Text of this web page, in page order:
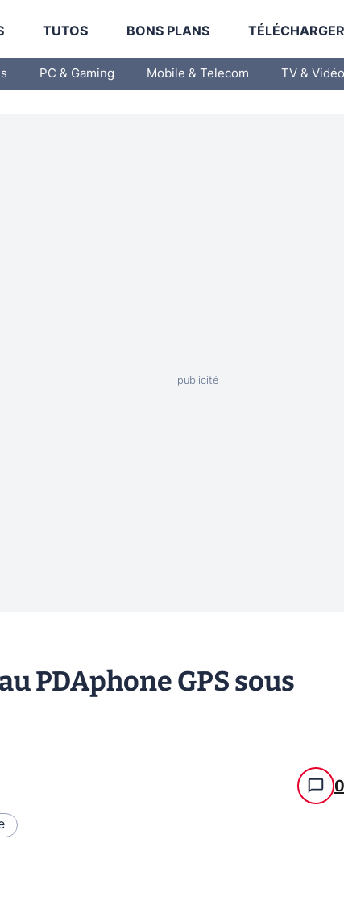
TUTOS BONS PLANS
PC & Gaming Mobile & Telecom TV & Vidéo
PDAphone GPS sous
0